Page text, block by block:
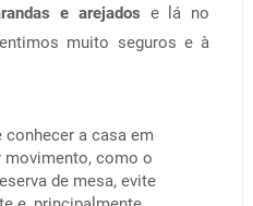
e arejados e lá no
muito seguros e à
conhecer a casa em
movimento, como o
de mesa, evite